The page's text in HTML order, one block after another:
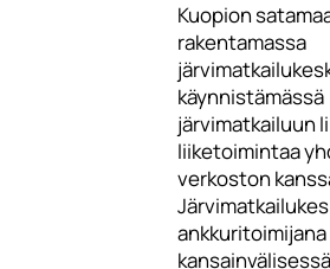
Kuopion
rakentamassa
käynnistämässä
järvimatkailuun
liiketoimintaa
verkoston
ankkuritoimijana
kansainvälisessä